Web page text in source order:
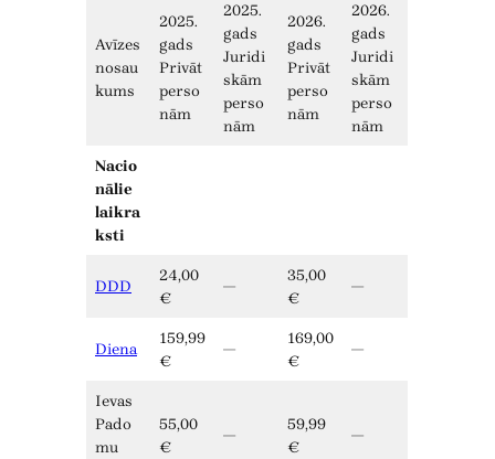
Avīzes
nosau
kums
2025.
gads
Privāt
perso
nām
2025.
gads
Juridi
skām
perso
nām
2026.
gads
Privāt
perso
nām
2026.
gads
Juridi
skām
perso
nām
Nacio
nālie
laikra
ksti
DDD
24,00
€
—
35,00
€
—
Diena
159,99
€
—
169,00
€
—
Ievas
Pado
mu
55,00
€
—
59,99
€
—